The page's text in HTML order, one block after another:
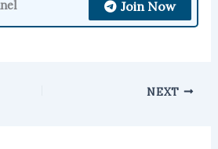
Join Now
NEXT